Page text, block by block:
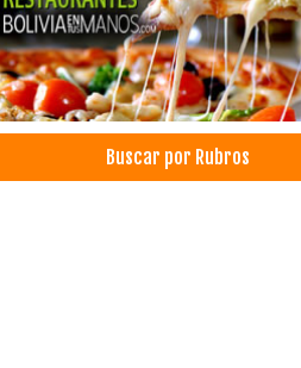
Centro de Negocios
Centros de Estética Corporal
Estética Integral
Estética Corporal
Kinesiología
Buscar por Rubros